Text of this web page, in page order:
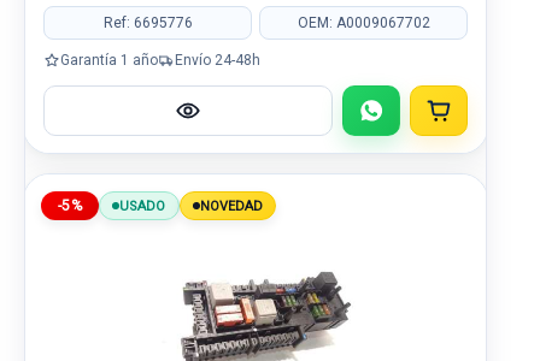
Ref: 6695776 OEM: A0009067702
Garantía 1 año Envío 24-48h
-5% USADO NOVEDAD